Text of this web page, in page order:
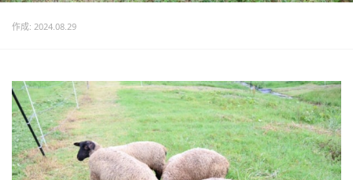
作成: 2024.08.29